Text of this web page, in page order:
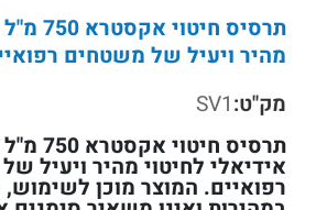
תרסיס
מהיר ויעיל של משטחים
מק"ט:SV1
תרסיס
אידיאלי לחיטוי מהיר ויעיל
רפואיים. המוצר מוכן